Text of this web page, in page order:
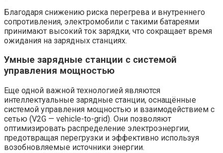
Благодаря снижению риска перегрева и внутреннего
сопротивления, электромобили с такими батареями
принимают высокий ток зарядки, что сокращает время
ожидания на зарядных станциях.
Умные зарядные станции с системой
управления мощностью
Еще одной важной технологией являются
интеллектуальные зарядные станции, оснащённые
системой управления мощностью и взаимодействием с
сетью (V2G — vehicle-to-grid). Они позволяют
оптимизировать распределение электроэнергии,
предотвращая перегрузки и эффективно используя
возобновляемые источники энергии.